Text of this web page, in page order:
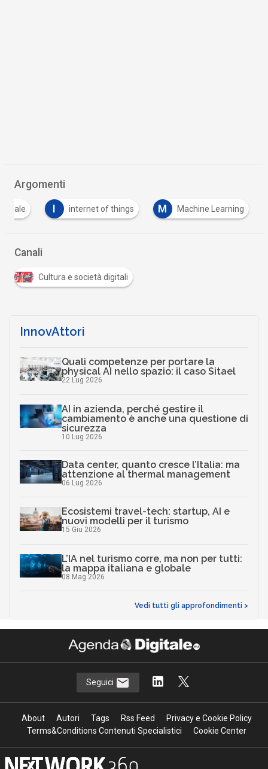
Argomenti
internet of things M Machine Learning
Canali
Cultura e società digitali
InnovAttori
Quali competenze per portare la
physical AI nello spazio: il caso Sitael
22 Lug 2026
AI in azienda, perché gestire il
cambiamento è anche una questione di
sicurezza
10 Lug 2026
Data center, quanto cresce l’Italia: ma
attenzione al thermal management
06 Lug 2026
Ecosistemi travel-tech: startup, AI e
nuovi modelli per il turismo
15 Giu 2026
L’IA nel turismo corre, ma non per tutti:
la mappa italiana e globale
08 Mag 2026
Vedi tutti gli approfondimenti >
Seguici
About Autori Tags Rss Feed
Privacy e Cookie Policy
Terms&Conditions Contenuti Specialistici
Cookie Center